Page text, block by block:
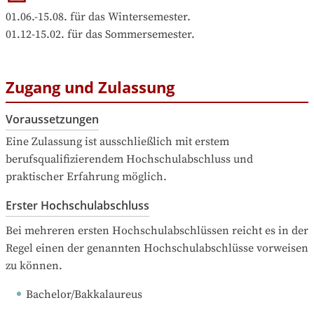
01.06.-15.08. für das Wintersemester.
Zugang und Zulassung
Voraussetzungen
Eine Zulassung ist ausschließlich mit erstem
berufsqualifizierendem Hochschulabschluss und
praktischer Erfahrung möglich.
Erster Hochschulabschluss
Bei mehreren ersten Hochschulabschlüssen reicht es in der
Regel einen der genannten Hochschulabschlüsse vorweisen
zu können.
Bachelor/Bakkalaureus